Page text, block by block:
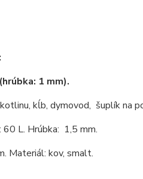
1 mm).
kĺb, dymovod, šuplík na
L. Hrúbka: 1,5 mm.
Materiál: kov, smalt.